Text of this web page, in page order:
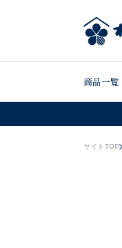
商品一覧
サイトTOP